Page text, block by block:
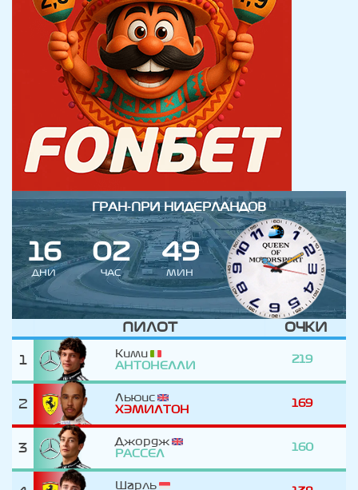
ГРАН-ПРИ НИДЕРЛАНДОВ
16
ДНИ
02
ЧАС
49
МИН
ПИЛОТ ОЧКИ
1
Кими
АНТОНЕЛЛИ
219
2
Льюис
ХЭМИЛТОН
169
3
Джордж
РАССЕЛ
160
Шарль